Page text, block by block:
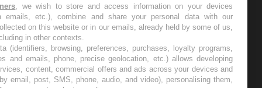
les semaines les meilleures
, we wish to store and access information on your devices
emails, etc.), combine and share your personal data with our
on this website or in our emails, already held by some of us,
in other contexts.
(identifiers, browsing, preferences, purchases, loyalty programs,
and emails, phone, precise geolocation, etc.) allows developing
content, commercial offers and ads across your devices and
email, post, SMS, phone, audio, and video), personalising them,